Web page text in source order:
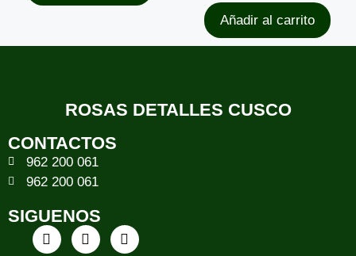
Añadir al carrito
ROSAS DETALLES CUSCO
CONTACTOS
962 200 061
962 200 061
SIGUENOS